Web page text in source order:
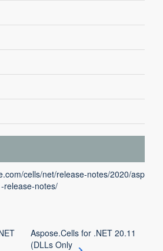
cells/net/release-notes/2020/asp
release-notes/
Aspose.Cells for .NET 20.11
(DLLs Only